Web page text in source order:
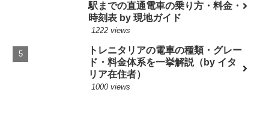
駅までの直通電車の乗り方・料金・
時刻表 by 現地ガイド
1222 views
トレニタリアの電車の種類・グレー
ド・料金体系を一挙解説（by イタ
リア在住者）
1000 views